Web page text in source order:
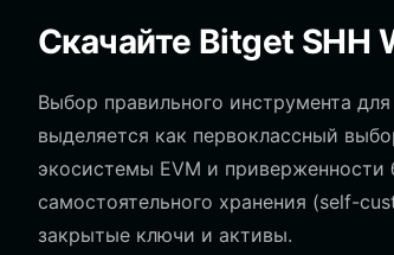
Скачайте Bitget SHH
Выбор правильного инструмента
выделяется как первоклассный
экосистемы EVM и
самостоятельного хранения (self-
закрытые ключи и активы.